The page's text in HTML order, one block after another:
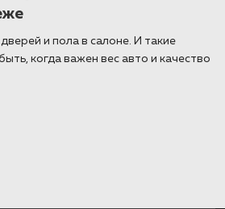
и пола в салоне. И такие
когда важен вес авто и качество